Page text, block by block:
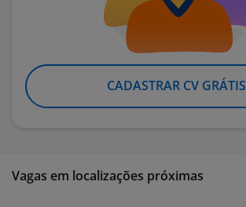
CADASTRAR CV GRÁTIS
Vagas em localizações próximas